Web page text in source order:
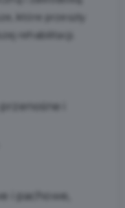
które przeszły
rehabilitacji.
i
i pachowe,